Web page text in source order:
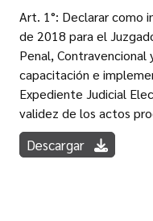
Art. 1°: Declarar como
de 2018 para el
Penal, Contravencional
capacitación e
Expediente Judicial
validez de los actos
Descargar